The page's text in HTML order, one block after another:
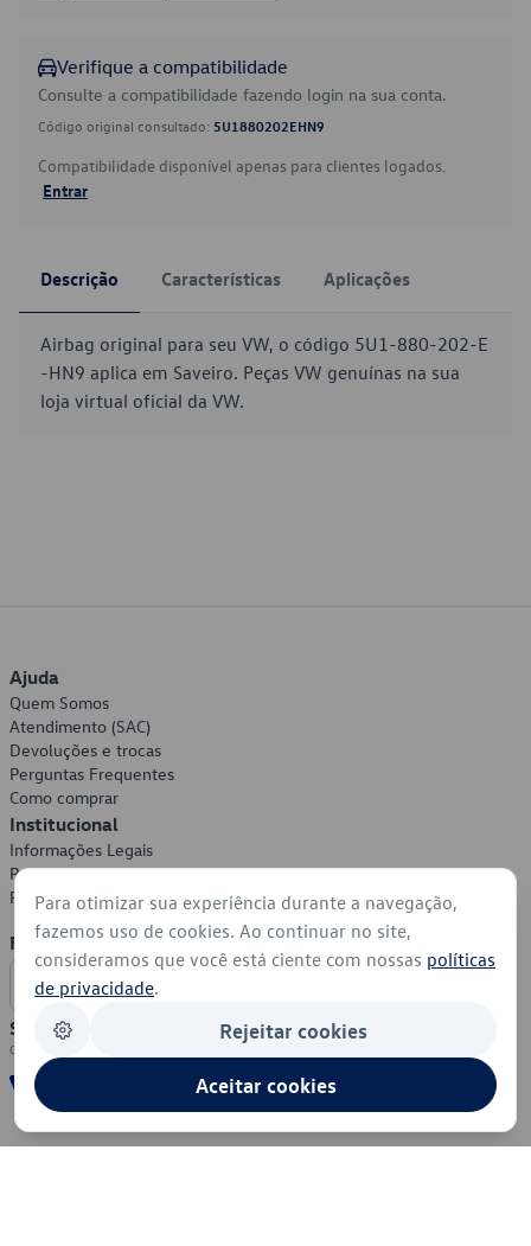
Verifique a compatibilidade
Consulte a compatibilidade fazendo login na sua conta.
Código original consultado: 5U1880202EHN9
Compatibilidade disponível apenas para clientes logados.
Entrar
Descrição Características Aplicações
Airbag original para seu VW, o código 5U1-880-202-E
-HN9 aplica em Saveiro. Peças VW genuínas na sua
loja virtual oficial da VW.
Ajuda
Quem Somos
Atendimento (SAC)
Devoluções e trocas
Perguntas Frequentes
Como comprar
Institucional
Informações Legais
Política de Privacidade
Política de Cookies
Formas de Pagamento
Segurança
Para otimizar sua experiência durante a navegação,
fazemos uso de cookies. Ao continuar no site,
consideramos que você está ciente com nossas políticas
de privacidade.
Rejeitar cookies
Aceitar cookies